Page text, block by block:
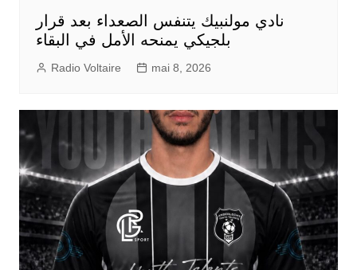
نادي مولنبيك يتنفس الصعداء بعد قرار
بلجيكي يمنحه الأمل في البقاء
Radio Voltaire mai 8, 2026